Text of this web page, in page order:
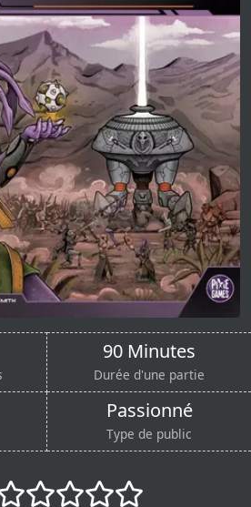
90 Minutes
Durée d'une partie
Passionné
Type de public
() () () ()
()